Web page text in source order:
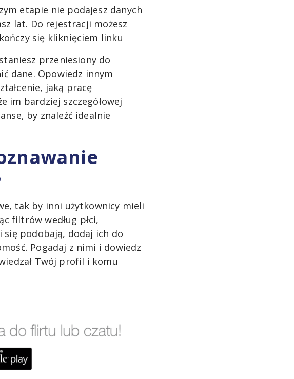
etapie nie podajesz danych
lat. Do rejestracji możesz
się kliknięciem linku
przeniesiony do
dane. Opowiedz innym
jaką pracę
im bardziej szczegółowej
by znaleźć idealnie
tak by inni użytkownicy mieli
filtrów według płci,
się podobają, dodaj ich do
Pogadaj z nimi i dowiedz
Twój profil i komu